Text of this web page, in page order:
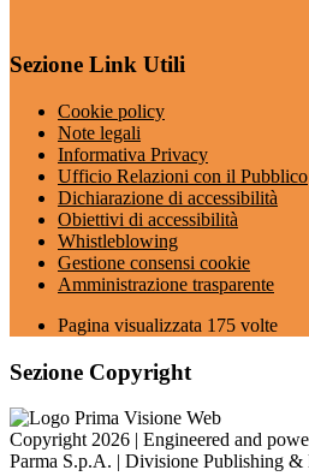
Sezione Link Utili
Cookie policy
Note legali
Informativa Privacy
Ufficio Relazioni con il Pubblico
Dichiarazione di accessibilità
Obiettivi di accessibilità
Whistleblowing
Gestione consensi cookie
Amministrazione trasparente
Pagina visualizzata 175 volte
Sezione Copyright
Copyright 2026 | Engineered and
Parma S.p.A. | Divisione Publishing